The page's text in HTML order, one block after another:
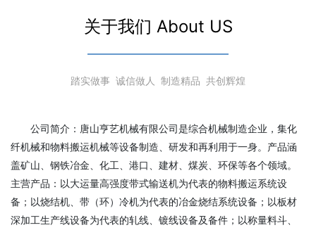
关于我们 About US
踏实做事 诚信做人 制造精品 共创辉煌
公司简介：唐山亨艺机械有限公司是综合机械制造企业，集化
纤机械和物料搬运机械等设备制造、研发和再利用于一身。产品涵
盖矿山、钢铁冶金、化工、港口、建材、煤炭、环保等各个领域。
主营产品：以大运量高强度带式输送机为代表的物料搬运系统设
备；以烧结机、带（环）冷机为代表的冶金烧结系统设备；以板材
深加工生产线设备为代表的轧线、镀线设备及备件；以称量料斗、